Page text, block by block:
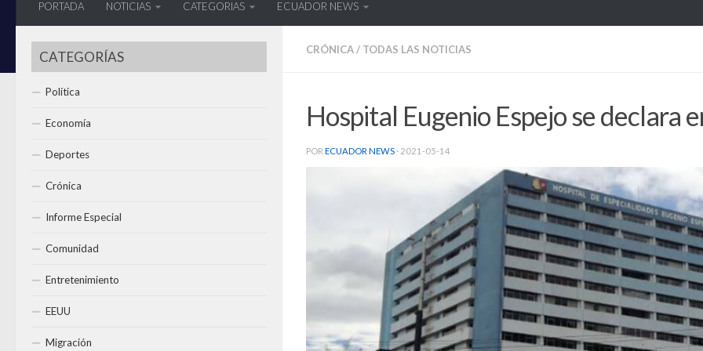
PORTADA NOTICIAS CATEGORIAS ECUADOR NEWS
CRÓNICA/ TODAS LAS NOTICIAS
Hospital Eugenio Espejo se declara
POR ECUADOR NEWS · 2021-05-14
CATEGORÍAS
Política
Economía
Deportes
Crónica
Informe Especial
Comunidad
Entretenimiento
EEUU
Migración